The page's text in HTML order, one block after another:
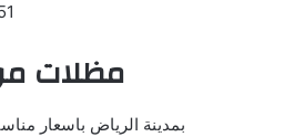
مظلات
بمدينة الرياض باسعار